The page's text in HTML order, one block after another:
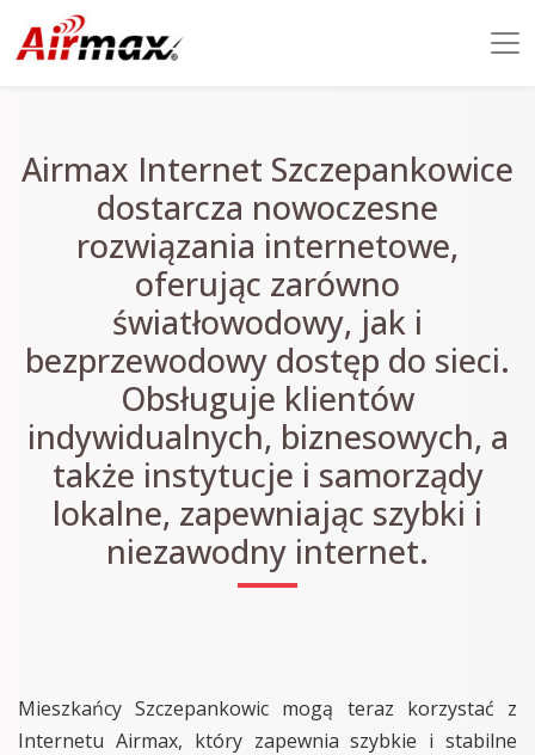
Airmax Internet Szczepankowice
dostarcza nowoczesne
rozwiązania internetowe,
oferując zarówno
światłowodowy, jak i
bezprzewodowy dostęp do sieci.
Obsługuje klientów
indywidualnych, biznesowych, a
także instytucje i samorządy
lokalne, zapewniając szybki i
niezawodny internet.
Mieszkańcy Szczepankowic mogą teraz korzystać z
Internetu Airmax, który zapewnia szybkie i stabilne